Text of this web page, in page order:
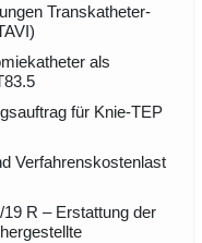
Transkatheter-
als
für Knie-TEP
Verfahrenskostenlast
R – Erstattung der